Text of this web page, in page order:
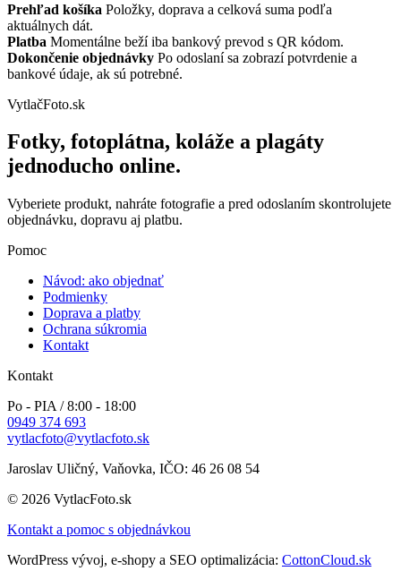
Prehľad košíka Položky, doprava a celková suma podľa
aktuálnych dát.
Platba Momentálne beží iba bankový prevod s QR kódom.
Dokončenie objednávky Po odoslaní sa zobrazí potvrdenie a
bankové údaje, ak sú potrebné.
VytlačFoto.sk
Fotky, fotoplátna, koláže a plagáty
jednoducho online.
Vyberiete produkt, nahráte fotografie a pred odoslaním skontrolujete
objednávku, dopravu aj platbu.
Pomoc
Návod: ako objednať
Podmienky
Doprava a platby
Ochrana súkromia
Kontakt
Kontakt
Po - PIA / 8:00 - 18:00
0949 374 693
vytlacfoto@vytlacfoto.sk
Jaroslav Uličný, Vaňovka, IČO: 46 26 08 54
© 2026 VytlacFoto.sk
Kontakt a pomoc s objednávkou
WordPress vývoj, e-shopy a SEO optimalizácia: CottonCloud.sk